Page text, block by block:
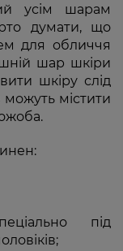
усім шарам
думати, що
для обличчя
шар шкіри
шкіру слід
можуть містити
під